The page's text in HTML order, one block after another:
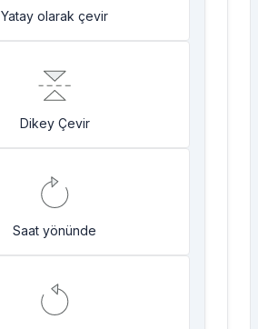
Yatay olarak çevir
Dikey Çevir
Saat yönünde